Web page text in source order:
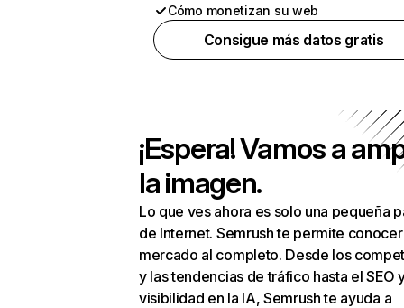
Cómo monetizan su web
Consigue más datos gratis
¡Espera! Vamos a
la imagen.
Lo que ves ahora es solo una pequeña
de Internet. Semrush te permite
mercado al completo. Desde los
y las tendencias de tráfico hasta el SEO
visibilidad en la IA, Semrush te ayuda a